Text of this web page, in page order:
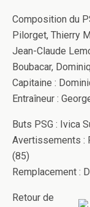
Composition du
Pilorget, Thierry
Jean-Claude
Boubacar,
Capitaine :
Entraîneur :
Buts PSG : Ivica
Avertissements :
(85)
Remplacement :
Retour de